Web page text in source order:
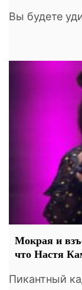
Вы будете
Мокрая и
что Настя
Пикантный